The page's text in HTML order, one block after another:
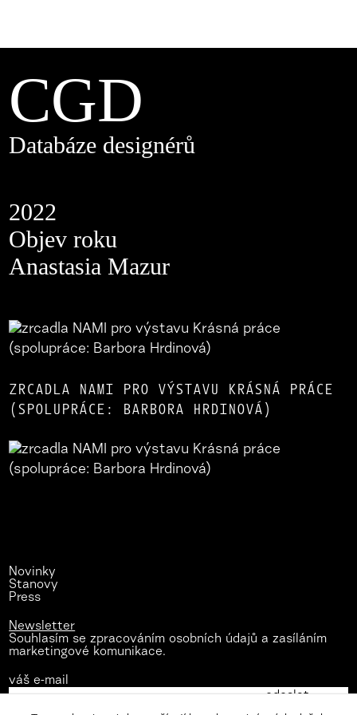
CGD
Databáze designérů
2022
Objev roku
Anastasia Mazur
ZRCADLA NAMI PRO VÝSTAVU KRÁSNÁ PRÁCE
(SPOLUPRÁCE: BARBORA HRDINOVÁ)
Novinky
Stanovy
Press
Newsletter
Souhlasím se zpracováním osobních údajů a zasíláním
marketingové komunikace.
váš e-mail